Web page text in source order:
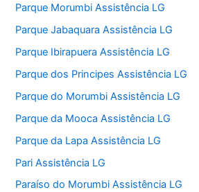
Parque Morumbi Assistência LG
Parque Jabaquara Assistência LG
Parque Ibirapuera Assistência LG
Parque dos Principes Assistência LG
Parque do Morumbi Assistência LG
Parque da Mooca Assistência LG
Parque da Lapa Assistência LG
Pari Assistência LG
Paraíso do Morumbi Assistência LG